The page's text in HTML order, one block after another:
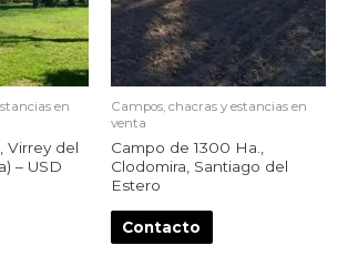
en
Virrey del
– USD
Campos, chacras y estancias en
venta
Campo de 1300 Ha.,
Clodomira, Santiago del
Estero
Contacto